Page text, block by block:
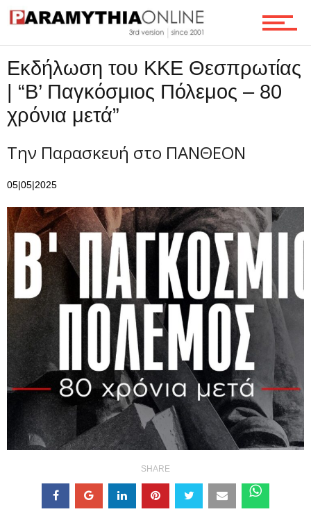
Ροή
Επικοινωνία
Εκδήλωση του ΚΚΕ Θεσπρωτίας
| “Β’ Παγκόσμιος Πόλεμος – 80
χρόνια μετά”
Την Παρασκευή στο ΠΑΝΘΕΟΝ
05|05|2025
SHARE